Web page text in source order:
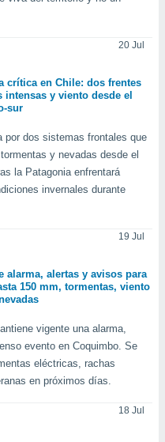
20 Jul
crítica en Chile: dos frentes
intensas y viento desde el
sur
por dos sistemas frontales que
y nevadas desde el
la Patagonia enfrentará
invernales durante
19 Jul
alarma, alertas y avisos para
150 mm, tormentas, viento
vigente una alarma,
evento en Coquimbo. Se
eléctricas, rachas
en próximos días.
18 Jul